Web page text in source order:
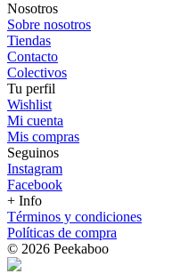
Nosotros
Sobre nosotros
Tiendas
Contacto
Colectivos
Tu perfil
Wishlist
Mi cuenta
Mis compras
Seguinos
Instagram
Facebook
+ Info
Términos y condiciones
Políticas de compra
© 2026 Peekaboo